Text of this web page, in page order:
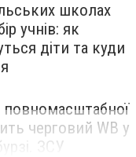
школах
учнів: як
діти та куди
повномасштабної
черговий WB у
ЗСУ